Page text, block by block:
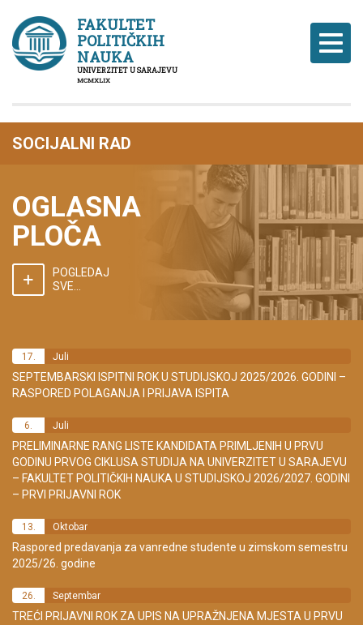
FAKULTET
POLITIČKIH
NAUKA
UNIVERZITET U SARAJEVU
MCMXLIX
SOCIJALNI RAD
OGLASNA
PLOČA
POGLEDAJ
SVE...
17. Juli
SEPTEMBARSKI ISPITNI ROK U STUDIJSKOJ 2025/2026. GODINI –
RASPORED POLAGANJA I PRIJAVA ISPITA
6. Juli
PRELIMINARNE RANG LISTE KANDIDATA PRIMLJENIH U PRVU
GODINU PRVOG CIKLUSA STUDIJA NA UNIVERZITET U SARAJEVU
– FAKULTET POLITIČKIH NAUKA U STUDIJSKOJ 2026/2027. GODINI
– PRVI PRIJAVNI ROK
13. Oktobar
Raspored predavanja za vanredne studente u zimskom semestru
2025/26. godine
26. Septembar
TREĆI PRIJAVNI ROK ZA UPIS NA UPRAŽNJENA MJESTA U PRVU